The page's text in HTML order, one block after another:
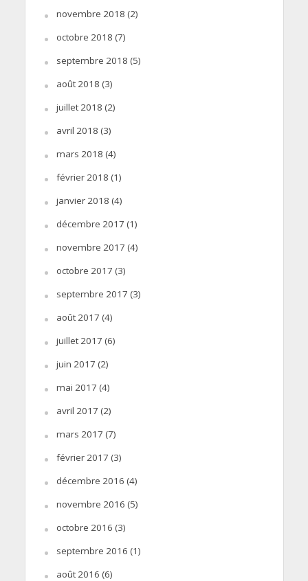
novembre 2018 (2)
octobre 2018 (7)
septembre 2018 (5)
août 2018 (3)
juillet 2018 (2)
avril 2018 (3)
mars 2018 (4)
février 2018 (1)
janvier 2018 (4)
décembre 2017 (1)
novembre 2017 (4)
octobre 2017 (3)
septembre 2017 (3)
août 2017 (4)
juillet 2017 (6)
juin 2017 (2)
mai 2017 (4)
avril 2017 (2)
mars 2017 (7)
février 2017 (3)
décembre 2016 (4)
novembre 2016 (5)
octobre 2016 (3)
septembre 2016 (1)
août 2016 (6)